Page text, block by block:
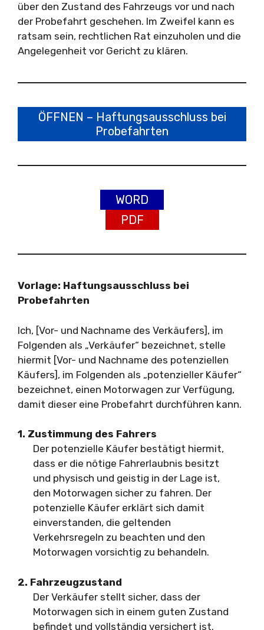
über den Zustand des Fahrzeugs vor und nach
der Probefahrt geschehen. Im Zweifel kann es
ratsam sein, rechtlichen Rat einzuholen und die
Angelegenheit vor Gericht zu klären.
ÖFFNEN – Haftungsausschluss bei
Probefahrten
WORD
PDF
Vorlage: Haftungsausschluss bei
Probefahrten
Ich, [Vor- und Nachname des Verkäufers], im
Folgenden als „Verkäufer“ bezeichnet, stelle
hiermit [Vor- und Nachname des potenziellen
Käufers], im Folgenden als „potenzieller Käufer“
bezeichnet, einen Motorwagen zur Verfügung,
damit dieser eine Probefahrt durchführen kann.
1. Zustimmung des Fahrers
Der potenzielle Käufer bestätigt hiermit,
dass er die nötige Fahrerlaubnis besitzt
und physisch und geistig in der Lage ist,
den Motorwagen sicher zu fahren. Der
potenzielle Käufer erklärt sich damit
einverstanden, die geltenden
Verkehrsregeln zu beachten und den
Motorwagen vorsichtig zu behandeln.
2. Fahrzeugzustand
Der Verkäufer stellt sicher, dass der
Motorwagen sich in einem guten Zustand
befindet und vollständig versichert ist.